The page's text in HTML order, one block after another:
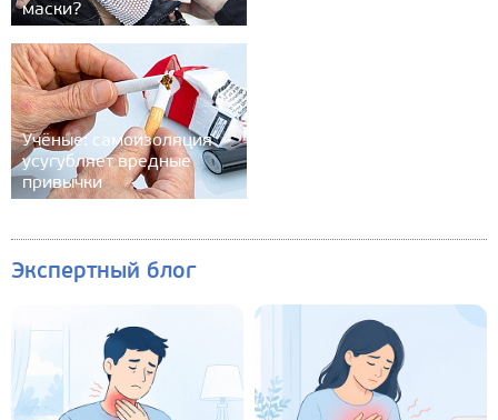
маски?
Учёные: самоизоляция
усугубляет вредные
привычки
Экспертный блог